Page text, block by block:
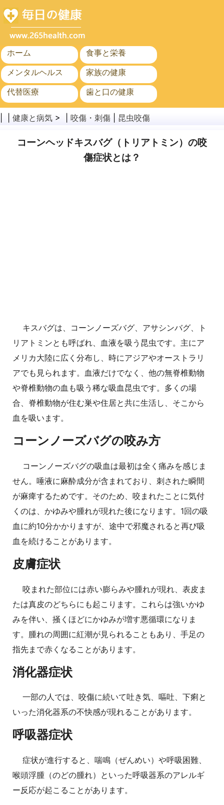
ホーム
食事と栄養
メンタルヘルス
家族の健康
代替医療
歯と口の健康
がん
公衆衛生
健康と病気 > | 咬傷・刺傷 昆虫咬傷
コーンヘッドキスバグ（トリアトミン）の咬
傷症状とは？
キスバグは、コーンノーズバグ、アサシンバグ、ト
リアトミンとも呼ばれ、血液を吸う昆虫です。主にア
メリカ大陸に広く分布し、時にアジアやオーストラリ
アでも見られます。血液だけでなく、他の無脊椎動物
や脊椎動物の血も吸う稀な吸血昆虫です。多くの場
合、脊椎動物が住む巣や住居と共に生活し、そこから
血を吸います。
コーンノーズバグの咬み方
コーンノーズバグの吸血は最初は全く痛みを感じま
せん。唾液に麻酔成分が含まれており、刺された瞬間
が麻痺するためです。そのため、咬まれたことに気付
くのは、かゆみや腫れが現れた後になります。1回の吸
血に約10分かかりますが、途中で邪魔されると再び吸
血を続けることがあります。
皮膚症状
咬まれた部位には赤い膨らみや腫れが現れ、表皮ま
たは真皮のどちらにも起こります。これらは強いかゆ
みを伴い、掻くほどにかゆみが増す悪循環になりま
す。腫れの周囲に紅潮が見られることもあり、手足の
指先まで赤くなることがあります。
消化器症状
一部の人では、咬傷に続いて吐き気、嘔吐、下痢と
いった消化器系の不快感が現れることがあります。
呼吸器症状
症状が進行すると、喘鳴（ぜんめい）や呼吸困難、
喉頭浮腫（のどの腫れ）といった呼吸器系のアレルギ
ー反応が起こることがあります。